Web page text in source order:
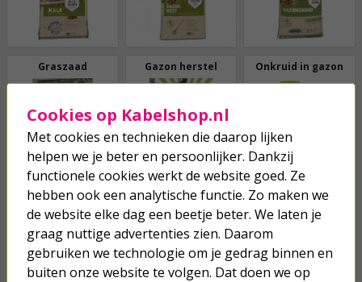
Graszaad Gazon herstel Onkruid in gazon
Snel van
ongedierteaf
Bekijk alles tegen
ongedierte
Mieren bestrijden Mollen bestrijden Slakken bestrijden
Cookies op Kabelshop.nl
Met cookies en technieken die daarop lijken
helpen we je beter en persoonlijker. Dankzij
functionele cookies werkt de website goed. Ze
hebben ook een analytische functie. Zo maken we
de website elke dag een beetje beter. We laten je
graag nuttige advertenties zien. Daarom
gebruiken we technologie om je gedrag binnen en
buiten onze website te volgen. Dat doen we op